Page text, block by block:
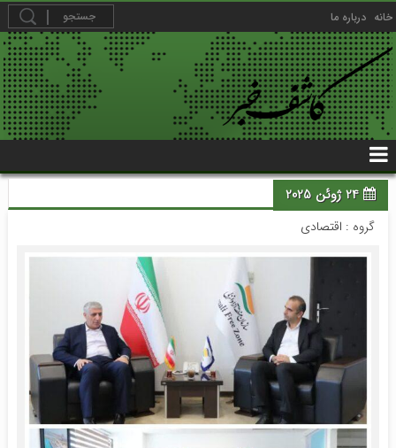
خانه درباره ما
24 ژوئن 2025
گروه : اقتصادی